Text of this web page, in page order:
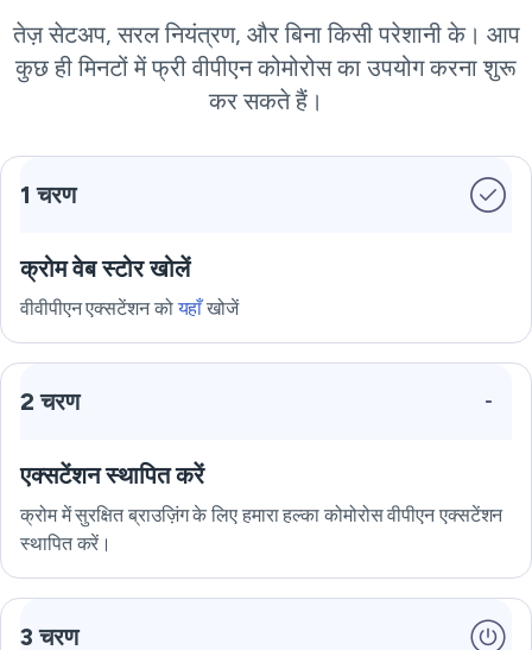
तेज़ सेटअप, सरल नियंत्रण, और बिना किसी परेशानी के। आप
कुछ ही मिनटों में फ्री वीपीएन कोमोरोस का उपयोग करना शुरू
कर सकते हैं।
1 चरण
क्रोम वेब स्टोर खोलें
वीवीपीएन एक्सटेंशन कोयहाँखोजें
2 चरण
एक्सटेंशन स्थापित करें
क्रोम में सुरक्षित ब्राउज़िंग के लिए हमारा हल्का कोमोरोस वीपीएन एक्सटेंशन
स्थापित करें।
3 चरण